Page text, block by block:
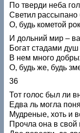
По тверди неба
Светил рассыпано
О, будь кометой
И дольний мир –
Богат стадами
В нем много
О, будь же, будь
36
Тот голос был ли
Едва ль могла
Мудреные, хоть и
Прочла она в свой